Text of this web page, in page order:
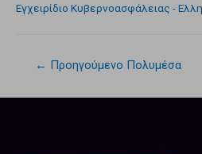
Εγχειρίδιο Κυβερνοασφάλειας -
← Προηγούμενο Πολυμέσα